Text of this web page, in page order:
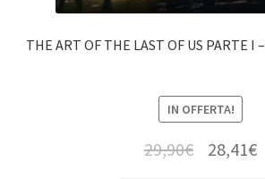
THE ART OF THE LAST OF US PARTE I
IN OFFERTA!
29,90€ 28,41€